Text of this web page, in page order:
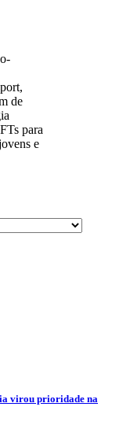
de
para
e
virou prioridade na